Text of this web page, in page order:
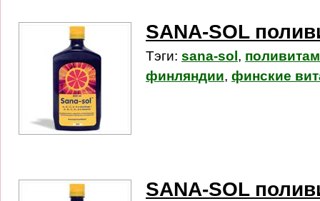
SANA-SOL
Тэги: sana-sol,
финляндии, финские
SANA-SOL